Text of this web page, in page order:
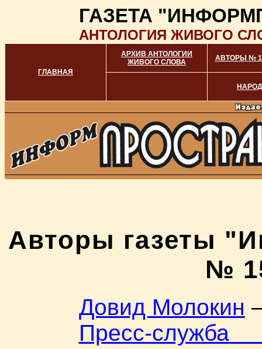
ГАЗЕТА
АНТОЛОГИЯ ЖИВОГО
ГЛАВНАЯ
АРХИВ АНТОЛОГИИ
ЖИВОГО СЛОВА
АВТОРЫ №
Авторы газеты
№
Довид Молокин
Пресс-